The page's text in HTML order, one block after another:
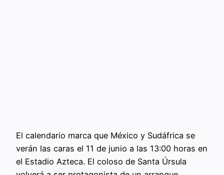
El calendario marca que México y Sudáfrica se
verán las caras el 11 de junio a las 13:00 horas en
el Estadio Azteca. El coloso de Santa Úrsula